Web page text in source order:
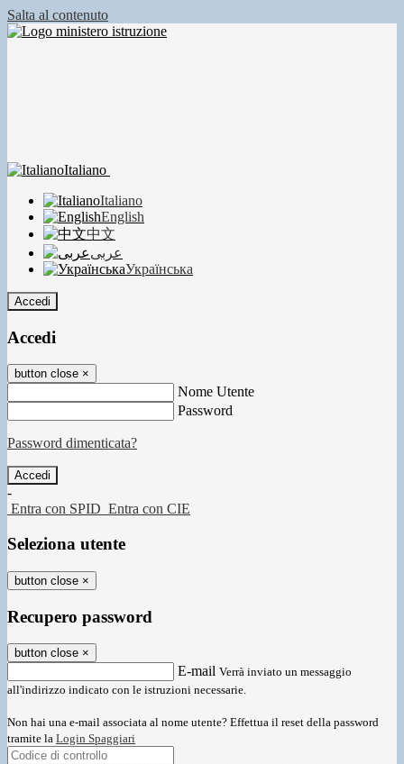
Salta al contenuto
Italiano
Italiano
English
中文
عربى
Українська
Accedi
Accedi
button close ×
Nome Utente
Password
Password dimenticata?
-
Entra con SPID Entra con CIE
Seleziona utente
button close ×
Recupero password
button close ×
E-mail Verrà inviato un messaggio
all'indirizzo indicato con le istruzioni necessarie.
Non hai una e-mail associata al nome utente? Effettua il reset della password
tramite la Login Spaggiari